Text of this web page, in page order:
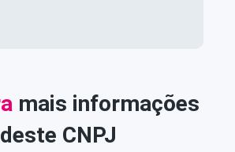
mais informações
deste CNPJ